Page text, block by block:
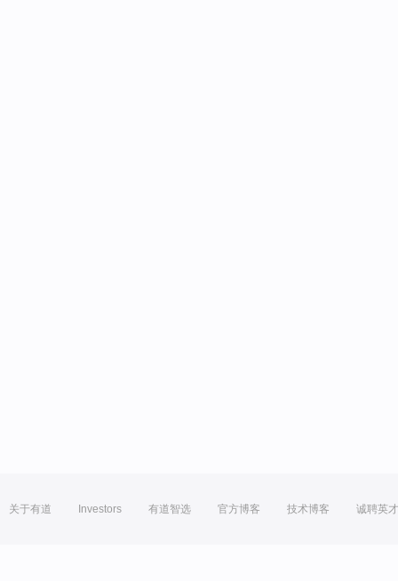
关于有道 Investors 有道智选 官方博客 技术博客 诚聘英才